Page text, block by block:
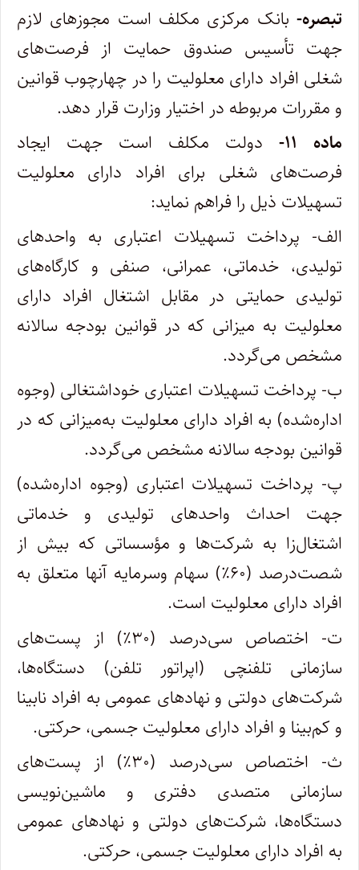
تبصره- بانک مرکزی مکلف است مجوزهای لازم
جهت تأسیس صندوق حمایت از فرصت‏‌های
شغلی افراد دارای معلولیت را در چهارچوب قوانین
و مقررات مربوطه در اختیار وزارت قرار دهد.
ماده ۱۱-
دولت مکلف است جهت ایجاد
فرصت‌های شغلی برای افراد دارای معلولیت
تسهیلات ذیل را فراهم نماید:
الف- پرداخت تسهیلات اعتباری به واحدهای
تولیدی، خدماتی، عمرانی، صنفی ‌و کارگاه‌های
تولیدی حمایتی در مقابل اشتغال افراد دارای
معلولیت به میزانی که در قوانین بودجه ‌سالانه
مشخص می‌گردد.
ب- پرداخت تسهیلات اعتباری خوداشتغالی (‌وجوه
اداره‌شده) به افراد دارای معلولیت به‌میزانی که در
قوانین بودجه سالانه مشخص می‌گردد.
پ- پرداخت تسهیلات اعتباری (‌وجوه اداره‌شده)
جهت احداث واحدهای ‌تولیدی و خدماتی
اشتغال‌زا به شرکت‌ها و مؤسساتی که بیش از
شصت‌درصد (۶۰٪) سهام و‌سرمایه آنها متعلق به
افراد دارای معلولیت است.
ت- اختصاص سی‌درصد (۳۰٪) از پست‌های
سازمانی تلفنچی (‌اپراتور ‌تلفن) دستگاه‌ها،
شرکت‌های دولتی و نهادهای عمومی به افراد نابینا
و کم‌بینا و افراد دارای معلولیت ‌جسمی، حرکتی.
ث- اختصاص سی‌درصد (۳۰٪) از پست‌های
سازمانی متصدی دفتری و ‌ماشین‌نویسی
دستگاه‌ها، شرکت‌های دولتی و نهادهای عمومی
به افراد دارای معلولیت جسمی، حرکتی.